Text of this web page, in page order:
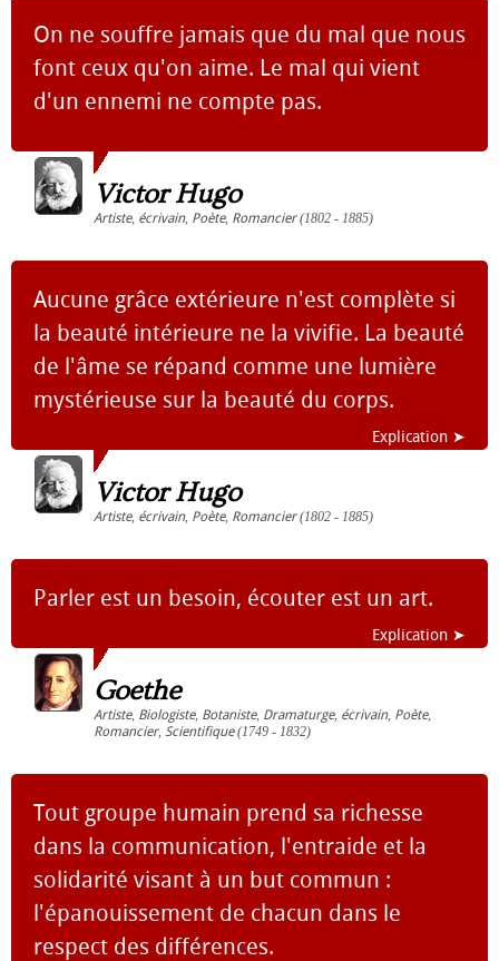
On ne souffre jamais que du mal que nous
font ceux qu'on aime. Le mal qui vient
d'un ennemi ne compte pas.
Victor Hugo
Artiste, écrivain, Poète, Romancier(1802 - 1885)
Aucune grâce extérieure n'est complète si
la beauté intérieure ne la vivifie. La beauté
de l'âme se répand comme une lumière
mystérieuse sur la beauté du corps.
Explication ➤
Victor Hugo
Artiste, écrivain, Poète, Romancier(1802 - 1885)
Parler est un besoin, écouter est un art.
Explication ➤
Goethe
Artiste, Biologiste, Botaniste, Dramaturge, écrivain, Poète,
Romancier, Scientifique(1749 - 1832)
Tout groupe humain prend sa richesse
dans la communication, l'entraide et la
solidarité visant à un but commun :
l'épanouissement de chacun dans le
respect des différences.